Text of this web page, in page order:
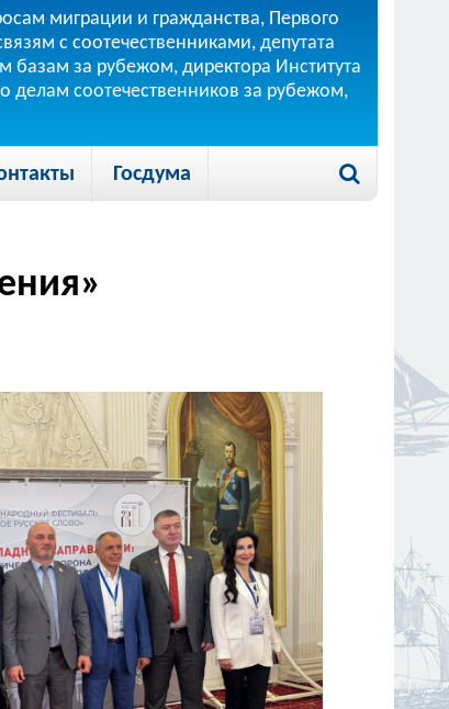
миграции и гражданства, Первого
с соотечественниками, депутата
базам за рубежом, директора Института
делам соотечественников за рубежом,
Госдума